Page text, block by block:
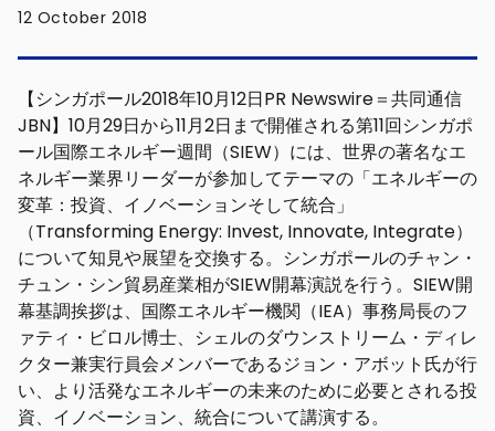
12 October 2018
【シンガポール2018年10月12日PR Newswire＝共同通信
JBN】10月29日から11月2日まで開催される第11回シンガポ
ール国際エネルギー週間（SIEW）には、世界の著名なエ
ネルギー業界リーダーが参加してテーマの「エネルギーの
変革：投資、イノベーションそして統合」
（Transforming Energy: Invest, Innovate, Integrate）
について知見や展望を交換する。シンガポールのチャン・
チュン・シン貿易産業相がSIEW開幕演説を行う。SIEW開
幕基調挨拶は、国際エネルギー機関（IEA）事務局長のフ
ァティ・ビロル博士、シェルのダウンストリーム・ディレ
クター兼実行員会メンバーであるジョン・アボット氏が行
い、より活発なエネルギーの未来のために必要とされる投
資、イノベーション、統合について講演する。